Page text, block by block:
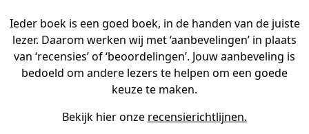
Ieder boek is een goed boek, in de handen van de juiste
lezer. Daarom werken wij met ‘aanbevelingen’ in plaats
van ‘recensies’ of ‘beoordelingen’. Jouw aanbeveling is
bedoeld om andere lezers te helpen om een goede
keuze te maken.
Bekijk hier onze recensierichtlijnen.